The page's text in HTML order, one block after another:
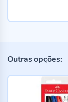
Outras opções: